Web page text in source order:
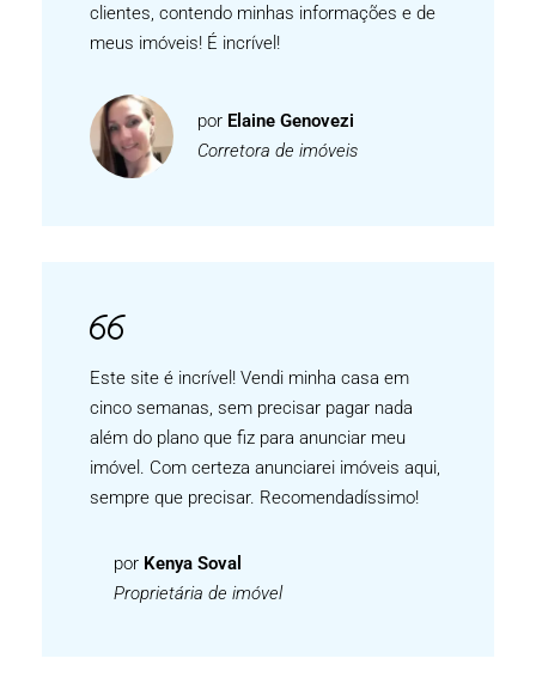
clientes, contendo minhas informações e de
meus imóveis! É incrível!
por Elaine Genovezi
Corretora de imóveis
Este site é incrível! Vendi minha casa em
cinco semanas, sem precisar pagar nada
além do plano que fiz para anunciar meu
imóvel. Com certeza anunciarei imóveis aqui,
sempre que precisar. Recomendadíssimo!
por Kenya Soval
Proprietária de imóvel